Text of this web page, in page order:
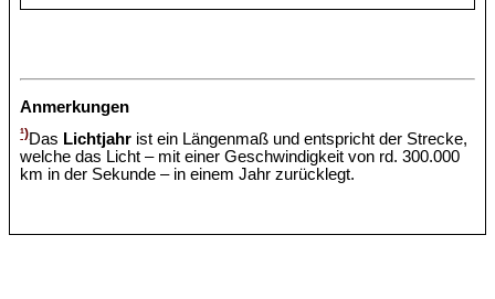
Anmerkungen
¹)Das Lichtjahr ist ein Längenmaß und entspricht der Strecke,
welche das Licht – mit einer Geschwindigkeit von rd. 300.000
km in der Sekunde – in einem Jahr zurücklegt.